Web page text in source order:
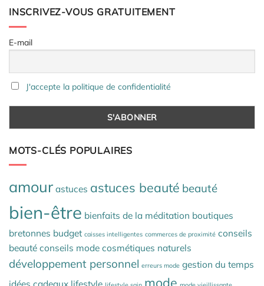
INSCRIVEZ-VOUS GRATUITEMENT
E-mail
J'accepte la politique de confidentialité
MOTS-CLÉS POPULAIRES
amour astuces astuces beauté beauté
bien-être bienfaits de la méditation boutiques
bretonnes budget caisses intelligentes commerces de proximité conseils
beauté conseils mode cosmétiques naturels
développement personnel erreurs mode gestion du temps
mode